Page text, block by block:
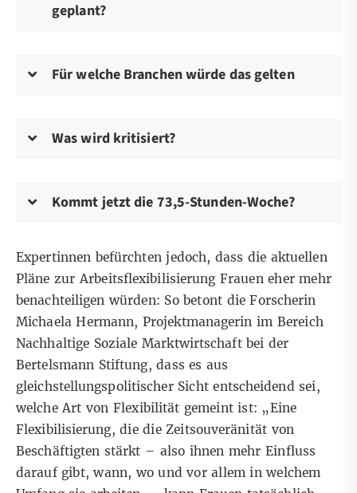
geplant?
Für welche Branchen würde das gelten
Was wird kritisiert?
Kommt jetzt die 73,5-Stunden-Woche?
Expertinnen befürchten jedoch, dass die aktuellen
Pläne zur Arbeitsflexibilisierung Frauen eher mehr
benachteiligen würden: So betont die Forscherin
Michaela Hermann, Projektmanagerin im Bereich
Nachhaltige Soziale Marktwirtschaft bei der
Bertelsmann Stiftung, dass es aus
gleichstellungspolitischer Sicht entscheidend sei,
welche Art von Flexibilität gemeint ist: „Eine
Flexibilisierung, die die Zeitsouveränität von
Beschäftigten stärkt – also ihnen mehr Einfluss
darauf gibt, wann, wo und vor allem in welchem